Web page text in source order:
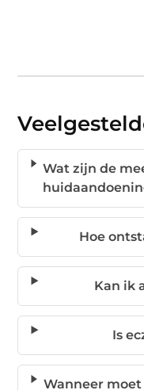
Wat zijn de
Hoe
Kan ik
Is
Wanneer